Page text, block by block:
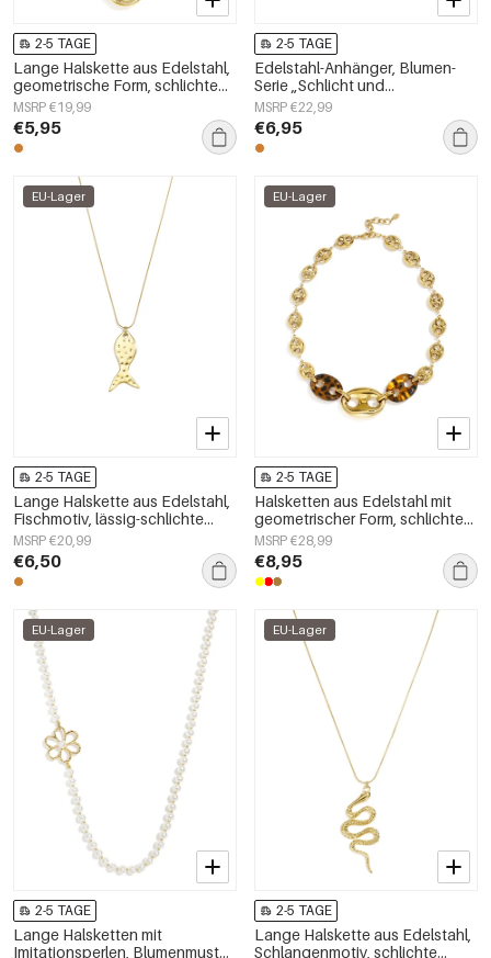
2-5 TAGE
Lange Halskette aus Edelstahl,
geometrische Form, schlichte
Alltags-Serie, Damenschmuck
MSRP €19,99
€5,95
2-5 TAGE
Edelstahl-Anhänger, Blumen-
Serie „Schlicht und
alltagstauglich“,
Damenschmuck
MSRP €22,99
€6,95
EU-Lager
2-5 TAGE
Lange Halskette aus Edelstahl,
Fischmotiv, lässig-schlichte
Serie, Damenschmuck
MSRP €20,99
€6,50
EU-Lager
2-5 TAGE
Halsketten aus Edelstahl mit
geometrischer Form, schlichte
Alltags-Serie, Damenschmuck
MSRP €28,99
€8,95
EU-Lager
2-5 TAGE
Lange Halsketten mit
Imitationsperlen, Blumenmuster,
EU-Lager
2-5 TAGE
Lange Halskette aus Edelstahl,
Schlangenmotiv, schlichte